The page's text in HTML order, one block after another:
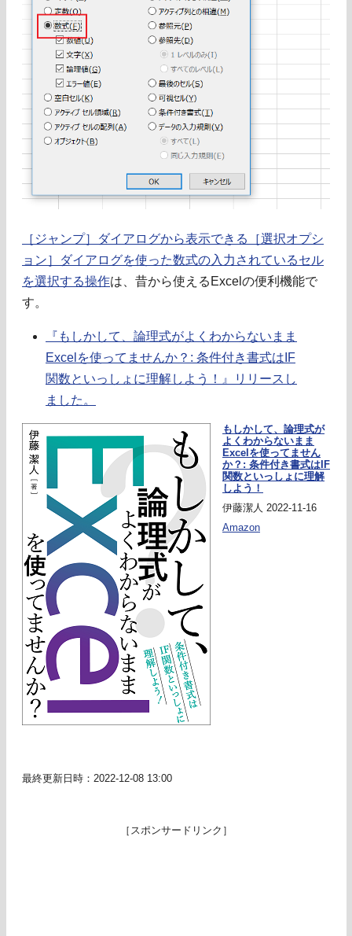
［ジャンプ］ダイアログから表示できる［選択オプシ
ョン］ダイアログを使った数式の入力されているセル
を選択する操作は、昔から使えるExcelの便利機能で
す。
『もしかして、論理式がよくわからないまま
Excelを使ってませんか？: 条件付き書式はIF
関数といっしょに理解しよう！』リリースし
ました。
もしかして、論理式が
よくわからないまま
Excelを使ってません
か？: 条件付き書式はIF
関数といっしょに理解
しよう！
伊藤潔人 2022-11-16
Amazon
最終更新日時：2022-12-08 13:00
［スポンサードリンク］